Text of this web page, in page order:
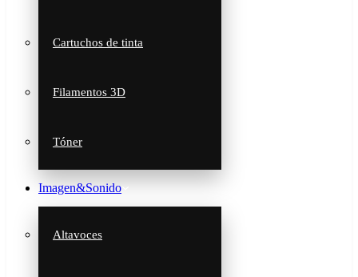
Cartuchos de tinta
Filamentos 3D
Tóner
Imagen&Sonido
Altavoces